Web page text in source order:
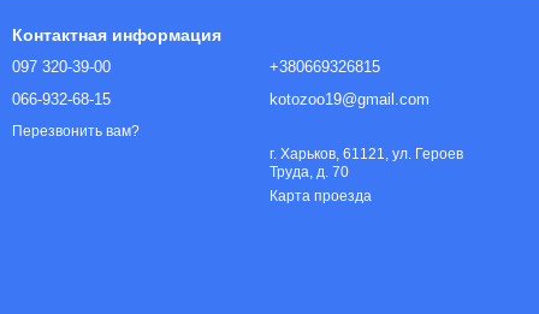
Контактная информация
097 320-39-00
066-932-68-15
Перезвонить вам?
+380669326815
kotozoo19@gmail.com
г. Харьков, 61121, ул. Героев
Труда, д. 70
Карта проезда